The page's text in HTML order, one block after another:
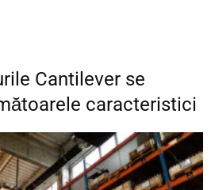
Cantilever se
caracteristici